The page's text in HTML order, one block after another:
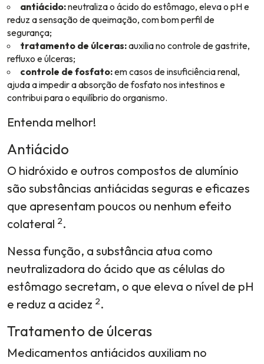
antiácido:neutraliza o ácido do estômago, eleva o pH e
reduz a sensação de queimação, com bom perfil de
segurança;
tratamento de úlceras:auxilia no controle de gastrite,
refluxo e úlceras;
controle de fosfato:em casos de insuficiência renal,
ajuda a impedir a absorção de fosfato nos intestinos e
contribui para o equilíbrio do organismo.
Entenda melhor!
Antiácido
O hidróxido e outros compostos de alumínio
são substâncias antiácidas seguras e eficazes
que apresentam poucos ou nenhum efeito
colateral 2.
Nessa função, a substância atua como
neutralizadora do ácido que as células do
estômago secretam, o que eleva o nível de pH
e reduz a acidez 2.
Tratamento de úlceras
Medicamentos antiácidos auxiliam no